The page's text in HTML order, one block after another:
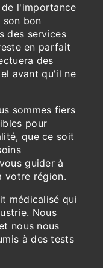
de l'importance
bon
des services
en parfait
des
avant qu'il ne
sommes fiers
pour
que ce soit
guider à
votre région.
médicalisé qui
Nous
nous nous
à des tests